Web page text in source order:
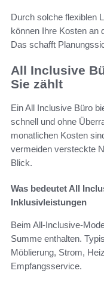
Durch solche flexiblen
können Ihre Kosten an
Das schafft
All Inclusive
Sie zählt
Ein All Inclusive Büro
schnell und ohne
monatlichen Kosten
vermeiden versteckte
Blick.
Was bedeutet All
Inklusivleistungen
Beim All-Inclusive-
Summe enthalten.
Möblierung, Strom,
Empfangsservice.